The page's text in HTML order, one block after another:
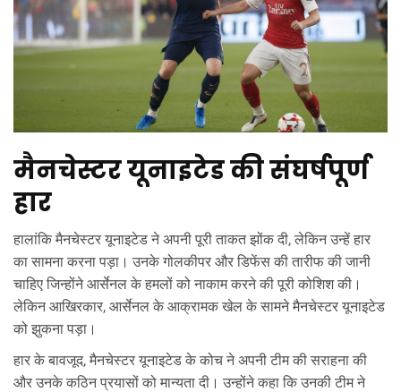
मैनचेस्टर यूनाइटेड की संघर्षपूर्ण
हार
हालांकि मैनचेस्टर यूनाइटेड ने अपनी पूरी ताकत झोंक दी, लेकिन उन्हें हार
का सामना करना पड़ा। उनके गोलकीपर और डिफेंस की तारीफ की जानी
चाहिए जिन्होंने आर्सेनल के हमलों को नाकाम करने की पूरी कोशिश की।
लेकिन आखिरकार, आर्सेनल के आक्रामक खेल के सामने मैनचेस्टर यूनाइटेड
को झुकना पड़ा।
हार के बावजूद, मैनचेस्टर यूनाइटेड के कोच ने अपनी टीम की सराहना की
और उनके कठिन प्रयासों को मान्यता दी। उन्होंने कहा कि उनकी टीम ने